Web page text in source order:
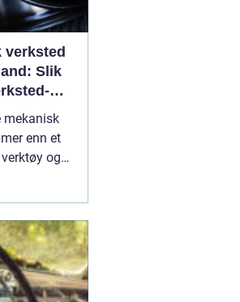
verksted
Slik
gang
mekanisk
enn et
og
For
er
for at
og
ikke
e...